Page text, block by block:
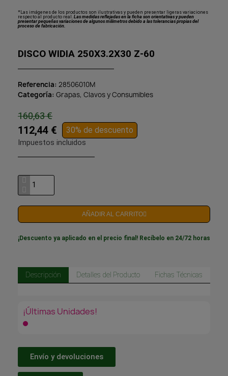
*Las imágenes de los productos son ilustrativas y pueden presentar ligeras variaciones
respecto al producto real. Las medidas reflejadas en la ficha son orientativas y pueden
presentar pequeñas variaciones de algunos milímetros debido a las tolerancias propias del
proceso de fabricación.
DISCO WIDIA 250X3.2X30 Z-60
Referencia 28506010M
Categoría Grapas, Clavos y Consumibles
160,63 €
112,44 € 30% de descuento
Impuestos incluidos
AÑADIR AL CARRITO
¡Descuento ya aplicado en el precio final! Recíbelo en 24/72 horas
Descripción Detalles del Producto Fichas Técnicas
¡Últimas Unidades!
Envío y devoluciones